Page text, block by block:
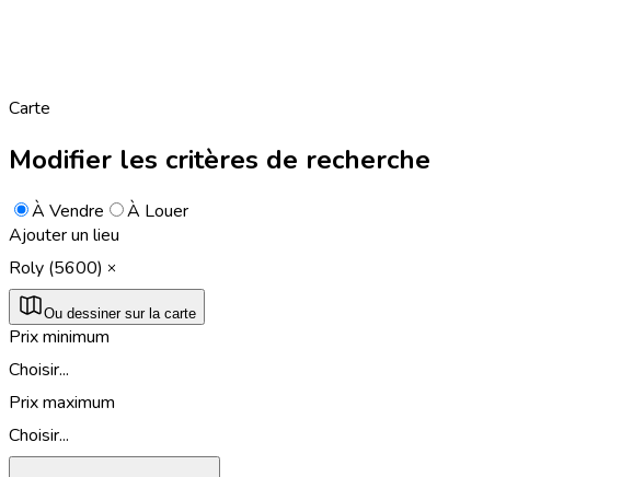
Carte
Modifier les critères de recherche
À Vendre
À Louer
Ajouter un lieu
Roly (5600)
Ou dessiner sur la carte
Prix minimum
Choisir...
Prix maximum
Choisir...